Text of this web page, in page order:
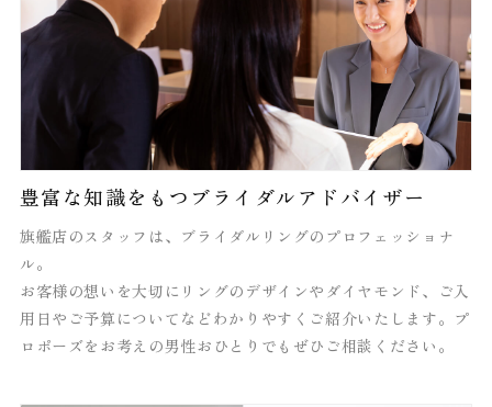
豊富な知識をもつブライダルアドバイザー
旗艦店のスタッフは、ブライダルリングのプロフェッショナ
ル。
お客様の想いを大切にリングのデザインやダイヤモンド、ご入
用日やご予算についてなどわかりやすくご紹介いたします。プ
ロポーズをお考えの男性おひとりでもぜひご相談ください。